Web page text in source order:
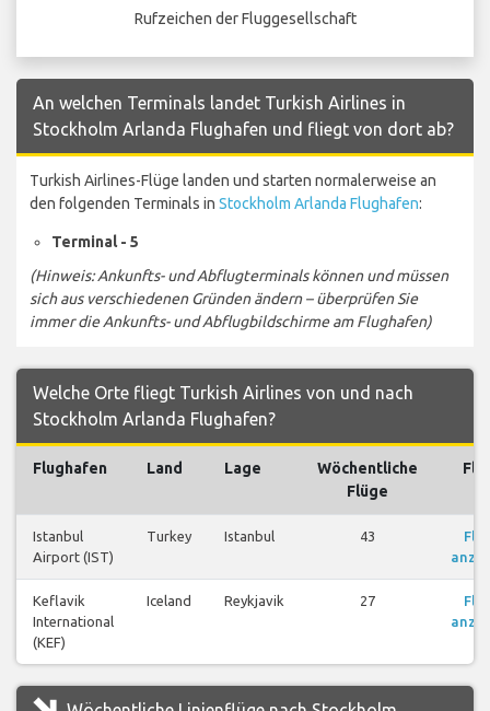
Rufzeichen der Fluggesellschaft
An welchen Terminals landet Turkish Airlines in
Stockholm Arlanda Flughafen und fliegt von dort ab?
Turkish Airlines-Flüge landen und starten normalerweise an
den folgenden Terminals in Stockholm Arlanda Flughafen:
Terminal - 5
(Hinweis: Ankunfts- und Abflugterminals können und müssen
sich aus verschiedenen Gründen ändern – überprüfen Sie
immer die Ankunfts- und Abflugbildschirme am Flughafen)
Welche Orte fliegt Turkish Airlines von und nach
Stockholm Arlanda Flughafen?
Flughafen Land Lage
Wöchentliche
Flüge
Istanbul
Airport (IST)
Turkey Istanbul 43
Keflavik
International
(KEF)
Iceland Reykjavik 27